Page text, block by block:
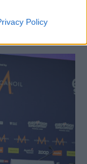
Policy